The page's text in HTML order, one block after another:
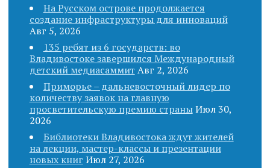
На Русском острове продолжается
создание инфраструктуры для инноваций
Авг 5, 2026
135 ребят из 6 государств: во
Владивостоке завершился Международный
детский медиасаммит Авг 2, 2026
Приморье – дальневосточный лидер по
количеству заявок на главную
просветительскую премию страныИюл 30,
2026
Библиотеки Владивостока ждут жителей
на лекции, мастер-классы и презентации
новых книг Июл 27, 2026